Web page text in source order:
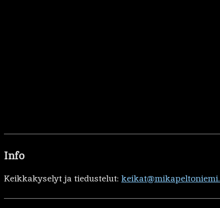
Info
Keikkakyselyt ja tiedustelut: